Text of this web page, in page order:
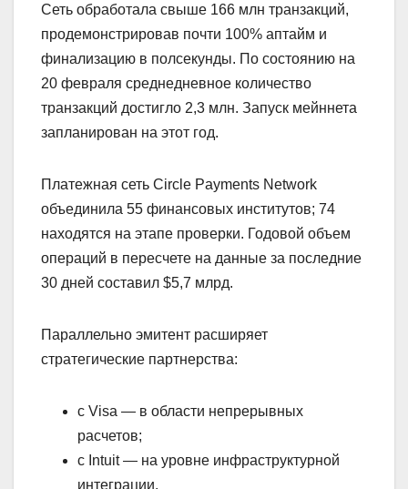
Сеть обработала свыше 166 млн транзакций,
продемонстрировав почти 100% аптайм и
финализацию в полсекунды. По состоянию на
20 февраля среднедневное количество
транзакций достигло 2,3 млн. Запуск мейннета
запланирован на этот год.
Платежная сеть Circle Payments Network
объединила 55 финансовых институтов; 74
находятся на этапе проверки. Годовой объем
операций в пересчете на данные за последние
30 дней составил $5,7 млрд.
Параллельно эмитент расширяет
стратегические партнерства:
с Visa — в области непрерывных
расчетов;
с Intuit — на уровне инфраструктурной
интеграции.